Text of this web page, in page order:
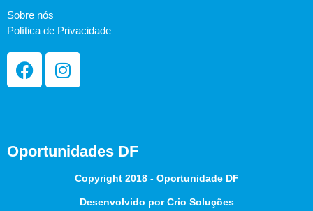
Sobre nós
Política de Privacidade
Oportunidades DF
Copyright 2018 - Oportunidade DF
Desenvolvido por Crio Soluções